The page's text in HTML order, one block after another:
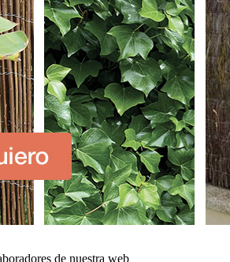
de nuestra web